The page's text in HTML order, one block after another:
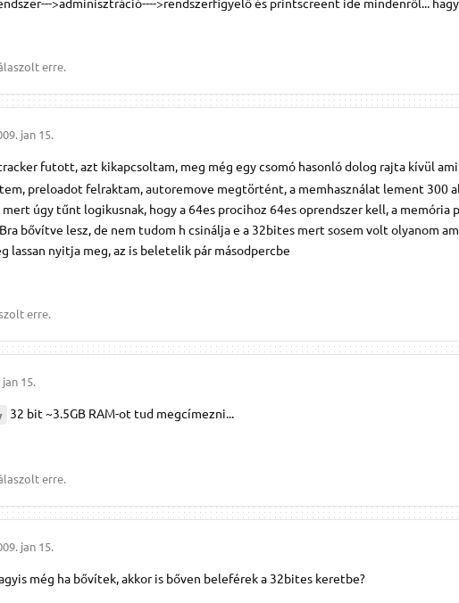
erre.
jan 15.
futott, azt kikapcsoltam, meg még egy csomó hasonló dolog rajta kívül
preloadot felraktam, autoremove megtörtént, a memhasználat lement 300
úgy tűnt logikusnak, hogy a 64es procihoz 64es oprendszer kell, a memória
bővítve lesz, de nem tudom h csinálja e a 32bites mert sosem volt olyanom
lassan nyitja meg, az is beletelik pár másodpercbe
erre.
jan 15.
32 bit ~3.5GB RAM-ot tud megcímezni...
erre.
jan 15.
még ha bővítek, akkor is bőven beleférek a 32bites keretbe?